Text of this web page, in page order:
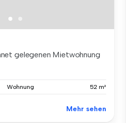
gelegenen Mietwohnung
Wohnung 52 m²
Mehr sehen